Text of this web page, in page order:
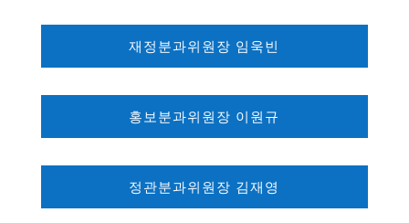
재정분과위원장 임욱빈
홍보분과위원장 이원규
정관분과위원장 김재영